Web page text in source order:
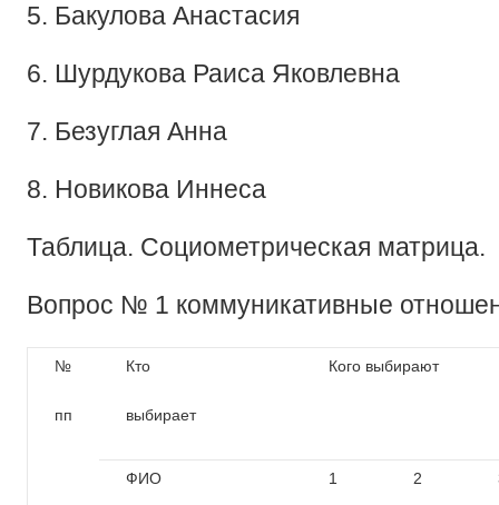
5. Бакулова Анастасия
6. Шурдукова Раиса Яковлевна
7. Безуглая Анна
8. Новикова Иннеса
Таблица. Социометрическая матрица.
Вопрос № 1 коммуникативные
№
пп
Кто
выбирает
Кого выбирают
ФИО 1 2